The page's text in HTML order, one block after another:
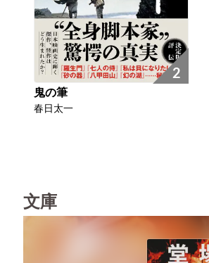
2
鬼の筆
春日太一
文庫